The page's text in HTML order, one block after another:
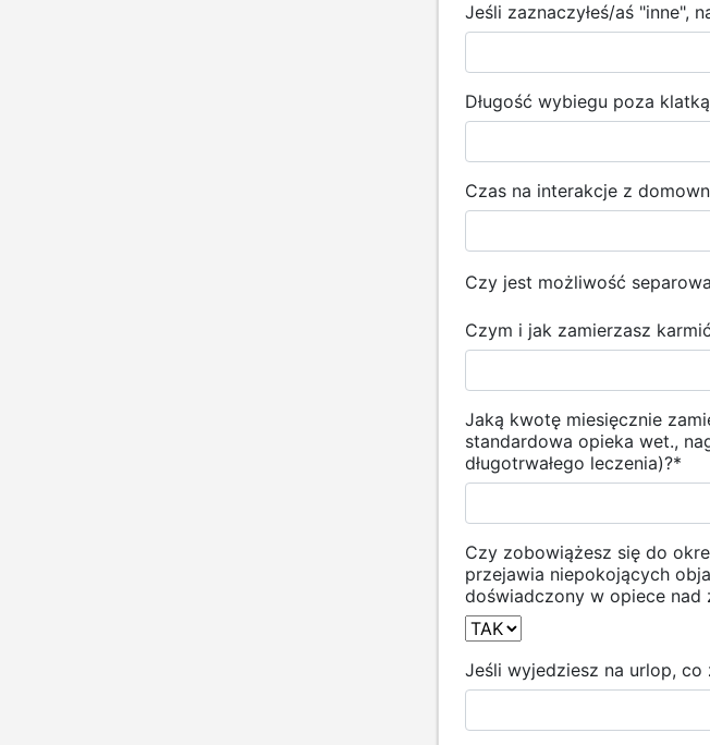
Jeśli zaznaczyłeś/aś "inne",
Długość wybiegu poza
Czas na interakcje z
Czy jest możliwość
Czym i jak zamierzasz
Jaką kwotę miesięcznie
standardowa opieka wet.,
długotrwałego leczenia)?*
Czy zobowiążesz się do
przejawia niepokojących
doświadczony w opiece nad
Jeśli wyjedziesz na urlop,